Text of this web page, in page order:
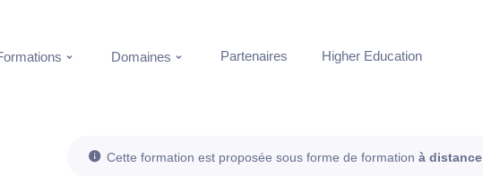
Domaines Partenaires Higher Education
Cette formation est proposée sous forme de formation à distance